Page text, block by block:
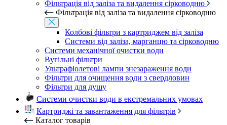
Фільтрація від заліза та видалення сірководню
Фільтрація від заліза та видалення сірководню
Колбові фільтри з картриджем від заліза
Системи від заліза, марганцю та сірководню
Системи механічної очистки води
Вугільні фільтри
Ультрафіолетові лампи знезараження води
Фільтри для очищення води з свердловин
Фільтри для душу
Системи очистки води в екстремальних умовах
Картриджі та завантаження для фільтрів
Каталог товарів